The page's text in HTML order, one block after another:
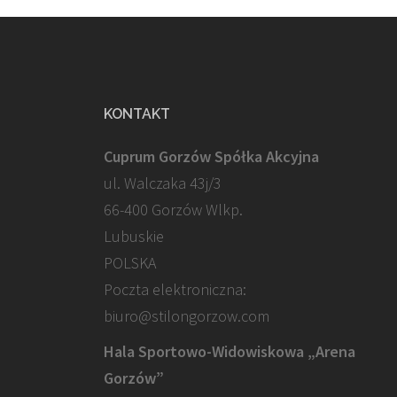
KONTAKT
Cuprum Gorzów Spółka Akcyjna
ul. Walczaka 43j/3
66-400 Gorzów Wlkp.
Lubuskie
POLSKA
Poczta elektroniczna:
biuro@stilongorzow.com
Hala Sportowo-Widowiskowa „Arena
Gorzów”